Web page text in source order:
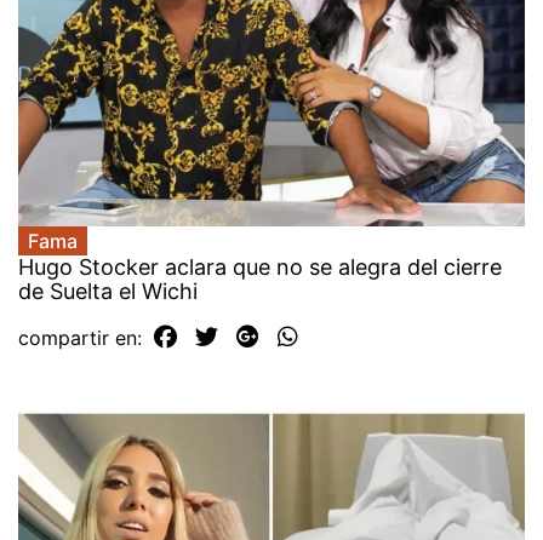
Fama
Hugo Stocker aclara que no se alegra del cierre
de Suelta el Wichi
compartir en: